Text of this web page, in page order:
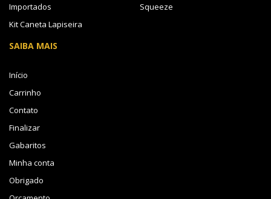
Importados
Kit Caneta Lapiseira
Squeeze
SAIBA MAIS
Início
Carrinho
Contato
Finalizar
Gabaritos
Minha conta
Obrigado